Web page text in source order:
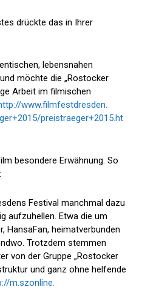
drückte das in Ihrer
lebensnahen
möchte die „Rostocker
Arbeit im filmischen
www.filmfestdresden.
preistraeger+2015.ht
besondere Erwähnung. So
Festival manchmal dazu
aufzuhellen. Etwa die um
HansaFan, heimatverbunden
Trotzdem stemmen
von der Gruppe „Rostocker
und ganz ohne helfende
m.szonline.